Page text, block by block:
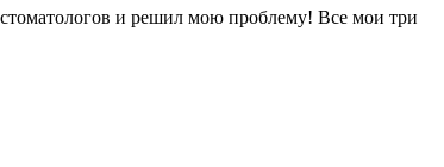
и решил мою проблему! Все мои три